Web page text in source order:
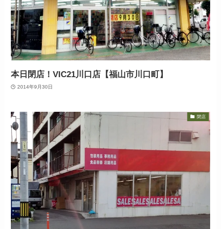
本日閉店！VIC21川口店【福山市川口町】
2014年9月30日
閉店